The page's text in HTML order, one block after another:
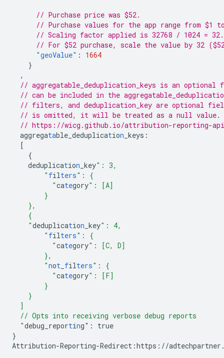
// Purchase price was $52.
// Purchase values for the app range from $1
// Scaling factor applied is 32768 / 1024 = 32.
// For $52 purchase, scale the value by 32
"geoValue" :
1664
}
,
// aggregatable_deduplication_keys is an
// can be included in the
// filters, and deduplication_key are optional
// is omitted, it will be treated as a null value.
// https://wicg.github.io/attribution-reporting-
aggregatable_deduplication _keys :
[
{
deduplication _key": 3,
        "
filters": {
          "
category": [A]
        }
    },
    {
    "
deduplication _key": 4,
        "
filters": {
          "
category": [C, D]
        },
        "
not filters": {
          "
category": [F]
        }
    }
  ]
  // Opts into receiving verbose debug reports
  "
debug_reporting": true
}
Attribution-Reporting-Redirect:https://